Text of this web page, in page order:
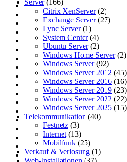
Server(166)
Citrix XenServer(2)
Exchange Server(27)
Lync Server(1)
System Center(4)
Ubuntu Server(2)
Windows Home Server(2)
Windows Server(92)
Windows Server 2012 (45)
Windows Server 2016 (16)
Windows Server 2019 (23)
Windows Server 2022 (22)
Windows Server 2025 (15)
Telekommunikation (40)
Festnetz (3)
Internet (13)
Mobilfunk (25)
Verkauf & Verlosung (1)
Web-Installationen (37)